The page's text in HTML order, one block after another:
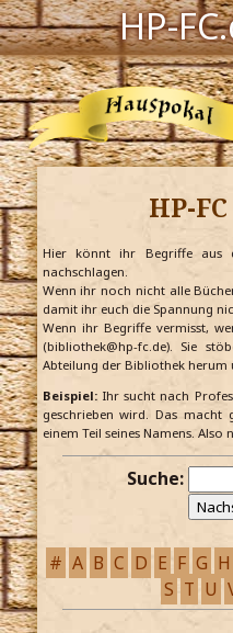
HP-
Navigation
Harry
Der HP-FC
Hogwarts
Zauberwelt
Jetzt Fanclub-
HP-
Hier könnt ihr Begriffe aus
nachschlagen.
Wenn ihr noch nicht alle
damit ihr euch die Spannung
Wenn ihr Begriffe vermisst,
(bibliothek@hp-fc.de). Sie
Abteilung der Bibliothek herum
Beispiel:Ihr sucht nach
geschrieben wird. Das macht
einem Teil seines Namens.
Suche:
# A B C D E F G H
S T U